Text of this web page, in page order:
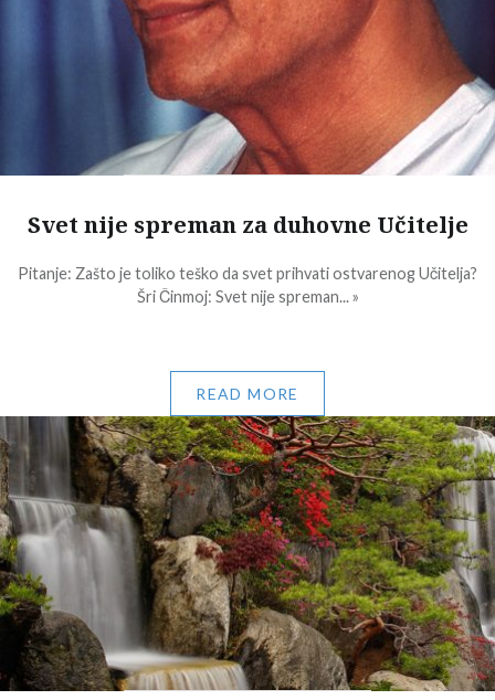
Svet nije spreman za duhovne Učitelje
Pitanje: Zašto je toliko teško da svet prihvati ostvarenog Učitelja?
Šri Činmoj: Svet nije spreman... »
READ MORE